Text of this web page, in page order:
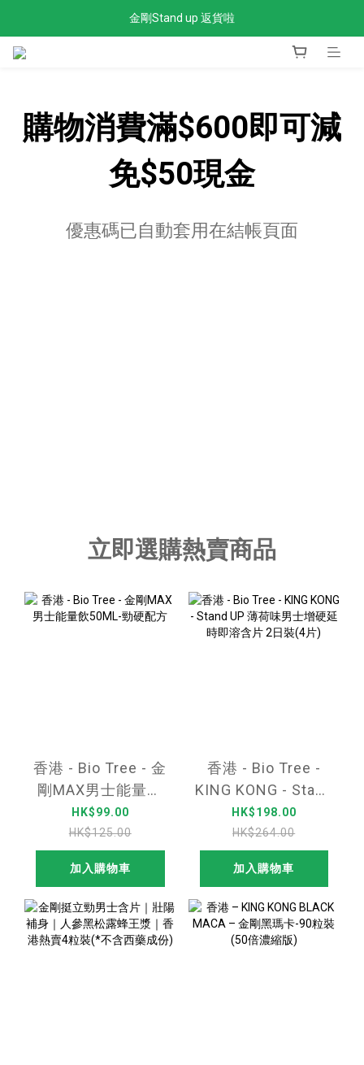
全單滿$300免運費
金剛Stand up 返貨啦
購物消費滿$600即可減
免$50現金
優惠碼已自動套用在結帳頁面
立即選購熱賣商品
香港 - Bio Tree - 金
剛MAX男士能量飲
50ML-勁硬配方
HK$99.00
HK$125.00
加入購物車
香港 - Bio Tree -
KING KONG - Stand
UP 薄荷味男士增硬
延時即溶含片 2日裝
(4片)
HK$198.00
HK$264.00
加入購物車